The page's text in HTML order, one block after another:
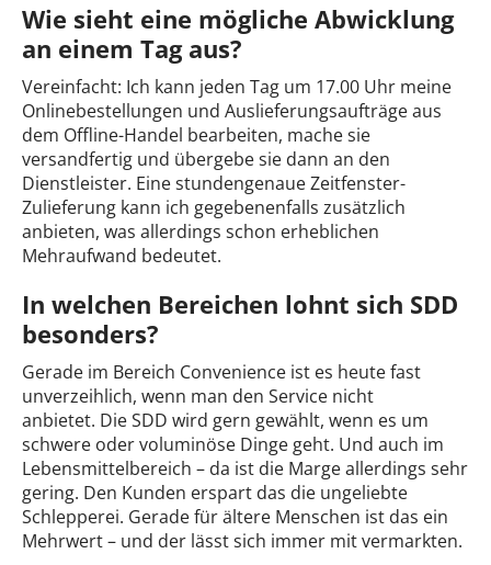
Wie sieht eine mögliche Abwicklung
an einem Tag aus?
Vereinfacht: Ich kann jeden Tag um 17.00 Uhr meine
Onlinebestellungen und Auslieferungsaufträge aus
dem Offline-Handel bearbeiten, mache sie
versandfertig und übergebe sie dann an den
Dienstleister. Eine stundengenaue Zeitfenster-
Zulieferung kann ich gegebenenfalls zusätzlich
anbieten, was allerdings schon erheblichen
Mehraufwand bedeutet.
In welchen Bereichen lohnt sich SDD
besonders?
Gerade im Bereich Convenience ist es heute fast
unverzeihlich, wenn man den Service nicht
anbietet. Die SDD wird gern gewählt, wenn es um
schwere oder voluminöse Dinge geht. Und auch im
Lebensmittelbereich – da ist die Marge allerdings sehr
gering. Den Kunden erspart das die ungeliebte
Schlepperei. Gerade für ältere Menschen ist das ein
Mehrwert – und der lässt sich immer mit vermarkten.